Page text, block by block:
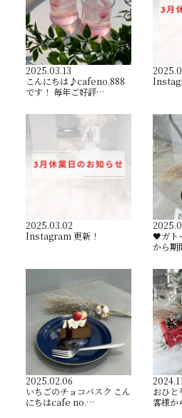
2025.03.13
こんにちは♪cafeno.888
です！ 毎年ご好評…
2025.03.02
Instagram 更新！
🖤ガト
から
2025.02.06
いちごのチョコバスク こん
にちはcafe no.…
おひと
客様